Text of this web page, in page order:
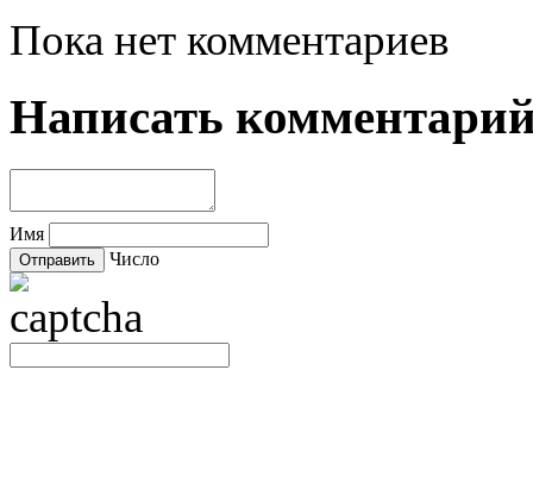
Пока нет комментариев
Написать
Имя
Число